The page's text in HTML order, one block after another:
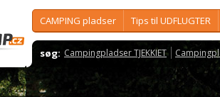
CAMPING pladser Tips til UDFLUGTER
søg: Campingpladser TJEKKIET